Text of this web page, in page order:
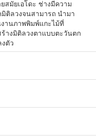
สมัยเอโดะ ช่างมีความ
ติลวงจนสามารถ นำมา
านภาพพิมพ์แกะไม้ที่
างมิติลวงตาแบบตะวันตก
ตัว